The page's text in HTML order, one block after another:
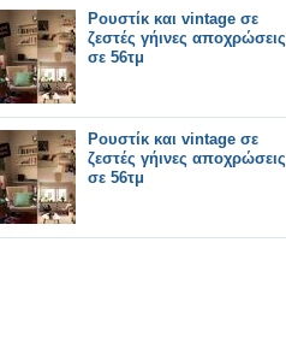
Ρουστίκ και vintage σε
ζεστές γήινες αποχρώσεις
σε 56τμ
Ρουστίκ και vintage σε
ζεστές γήινες αποχρώσεις
σε 56τμ